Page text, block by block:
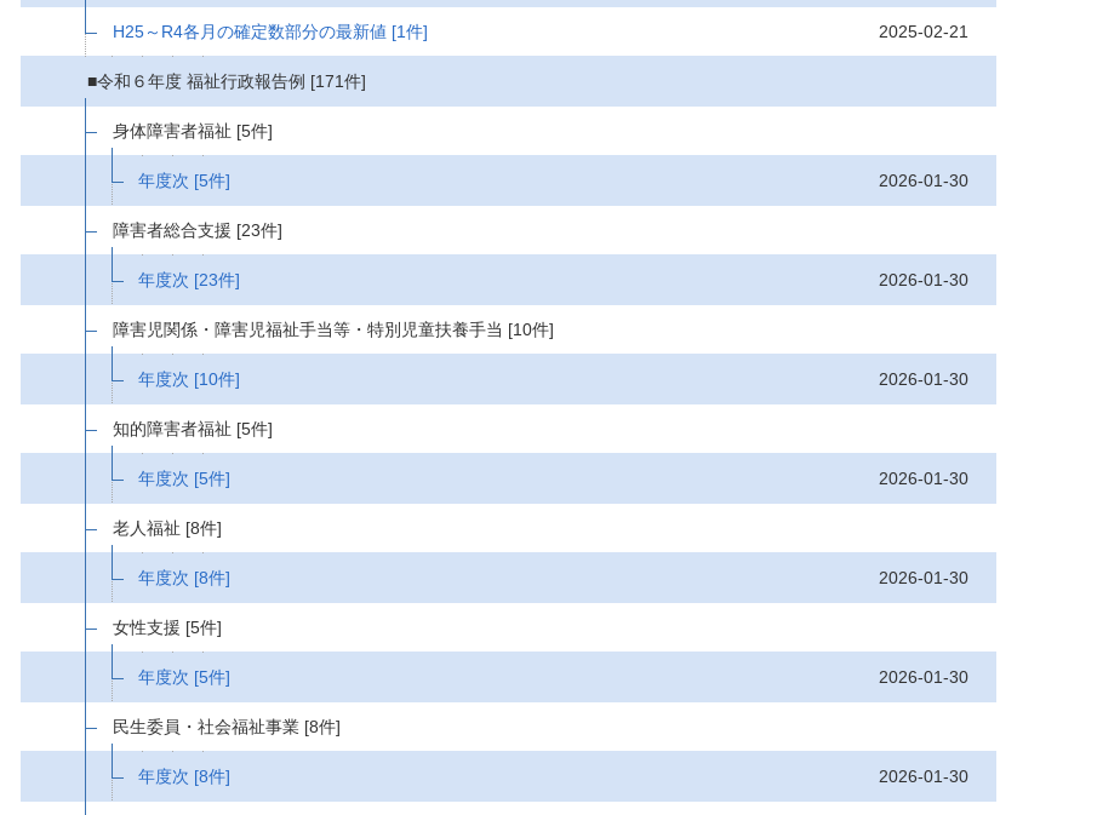
H25～R4各月の確定数部分の最新値 [1件] 2025-02-21
■令和６年度 福祉行政報告例 [171件]
身体障害者福祉 [5件]
年度次 [5件] 2026-01-30
障害者総合支援 [23件]
年度次 [23件] 2026-01-30
障害児関係・障害児福祉手当等・特別児童扶養手当 [10件]
年度次 [10件] 2026-01-30
知的障害者福祉 [5件]
年度次 [5件] 2026-01-30
老人福祉 [8件]
年度次 [8件] 2026-01-30
女性支援 [5件]
年度次 [5件] 2026-01-30
民生委員・社会福祉事業 [8件]
年度次 [8件] 2026-01-30